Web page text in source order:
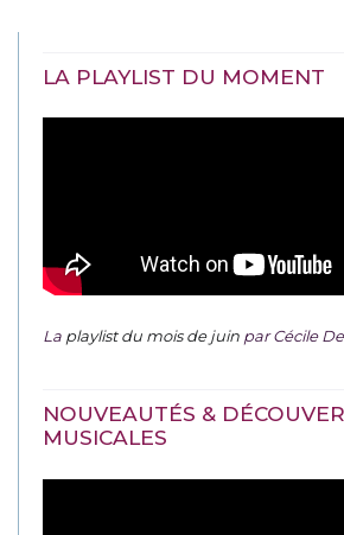
LA PLAYLIST DU MOMENT
La playlist du mois de juin par Cécile
NOUVEAUTÉS &
MUSICALES